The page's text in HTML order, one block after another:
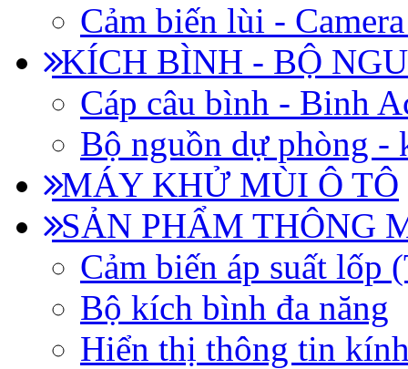
Cảm biến lùi -
KÍCH BÌNH - BỘ
Cáp câu bình - Binh
Bộ nguồn dự phòng -
MÁY KHỬ MÙI Ô TÔ
SẢN PHẨM THÔNG
Cảm biến áp suất lốp
Bộ kích bình đa năng
Hiển thị thông tin